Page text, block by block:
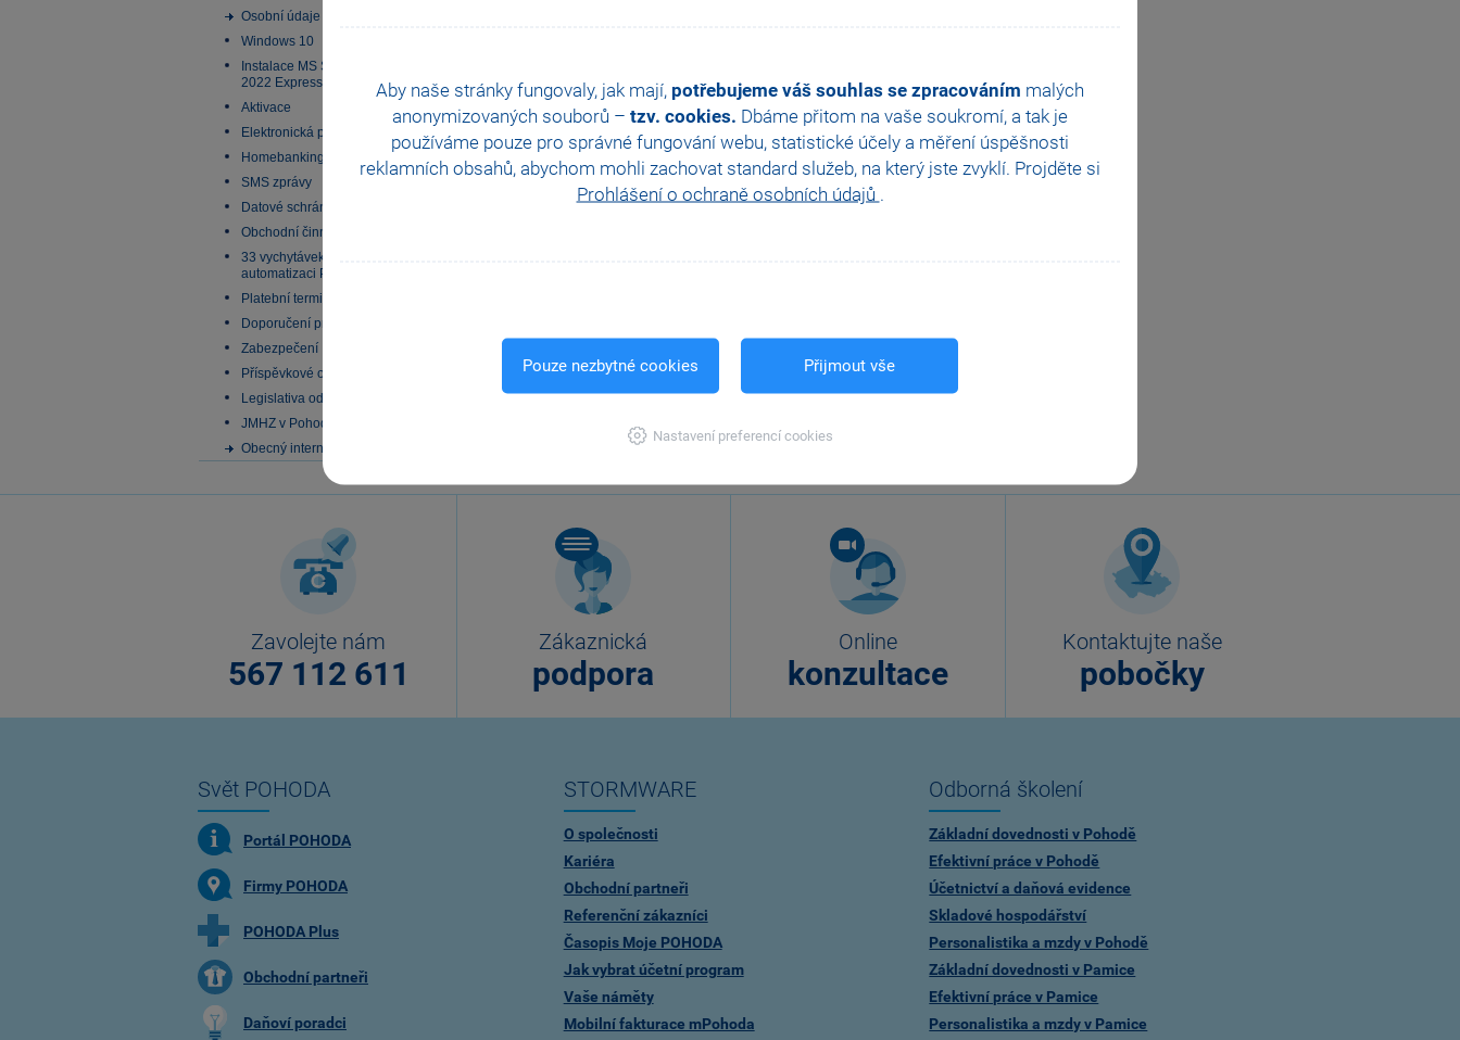
Aby naše stránky fungovaly, jak mají, potřebujeme váš souhlas se zpracováním malých
anonymizovaných souborů – tzv. cookies. Dbáme přitom na vaše soukromí, a tak je
používáme pouze pro správné fungování webu, statistické účely a měření úspěšnosti
reklamních obsahů, abychom mohli zachovat standard služeb, na který jste zvyklí. Projděte si
Prohlášení o ochraně osobních údajů .
Pouze nezbytné cookies Přijmout vše
Nastavení preferencí cookies
Osobní údaje
Windows 10
Instalace MS SQL Server
2022 Express
Aktivace
Elektronická podání
Homebanking
SMS zprávy
Datové schránky
Obchodní činnost
33 vychytávek pro
automatizaci Pohody
Platební terminály
Doporučení pro zálohování
Zabezpečení
Příspěvkové organizace
Legislativa od 1. 1. 2024
JMHZ v Pohodě a Pamice
Obecný internetový obchod
Zavolejte nám
567 112 611
Zákaznická
podpora
Online
konzultace
Kontaktujte naše
pobočky
Svět POHODA
Portál POHODA
Firmy POHODA
POHODA Plus
Obchodní partneři
Daňoví poradci
STORMWARE
O společnosti
Kariéra
Obchodní partneři
Referenční zákazníci
Časopis Moje POHODA
Jak vybrat účetní program
Vaše náměty
Mobilní fakturace mPohoda
Odborná školení
Základní dovednosti v Pohodě
Efektivní práce v Pohodě
Účetnictví a daňová evidence
Skladové hospodářství
Personalistika a mzdy v Pohodě
Základní dovednosti v Pamice
Efektivní práce v Pamice
Personalistika a mzdy v Pamice